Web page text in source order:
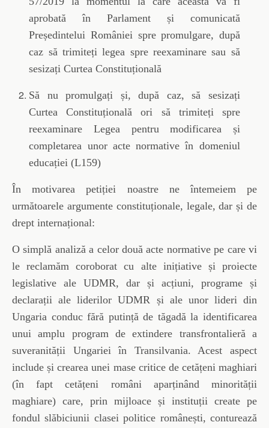
aprobată în Parlament și comunicată
Președintelui României spre promulgare, după
caz să trimiteți legea spre reexaminare sau să
sesizați Curtea Constituțională
Să nu promulgați și, după caz, să sesizați
Curtea Constituțională ori să trimiteți spre
reexaminare Legea pentru modificarea și
completarea unor acte normative în domeniul
educației (L159)
În motivarea petiției noastre ne întemeiem pe
următoarele argumente constituționale, legale, dar și de
drept internațional:
O simplă analiză a celor două acte normative pe care vi
le reclamăm coroborat cu alte inițiative și proiecte
legislative ale UDMR, dar și acțiuni, programe și
declarații ale liderilor UDMR și ale unor lideri din
Ungaria conduc fără putință de tăgadă la identificarea
unui amplu program de extindere transfrontalieră a
suveranității Ungariei în Transilvania. Acest aspect
include și crearea unei mase critice de cetățeni maghiari
(în fapt cetățeni români aparținând minorității
maghiare) care, prin mijloace și instituții create pe
fondul slăbiciunii clasei politice românești, conturează